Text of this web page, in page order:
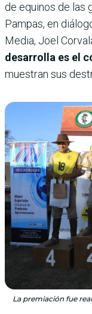
de equinos de las
Pampas, en
Media, Joel
desarrolla es el
muestran sus
La premiación fue